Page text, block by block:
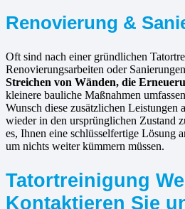
Renovierung &
Oft sind nach einer gründlichen
Renovierungsarbeiten oder
Streichen von Wänden, die
kleinere bauliche Maßnahmen
Wunsch diese zusätzlichen Leistungen
wieder in den ursprünglichen Zustand
es, Ihnen eine schlüsselfertige Lösung
um nichts weiter kümmern müssen.
Tatortreinigung
Kontaktieren Sie